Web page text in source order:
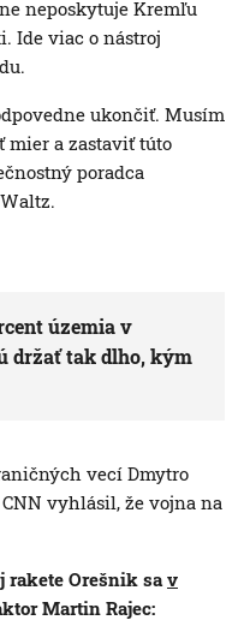
neposkytuje Kremľu
Ide viac o nástroj
ukončiť. Musím
mier a zastaviť túto
poradca
územia v
držať tak dlho, kým
vecí Dmytro
CNN vyhlásil, že vojna na
rakete Orešnik sav
Martin Rajec: